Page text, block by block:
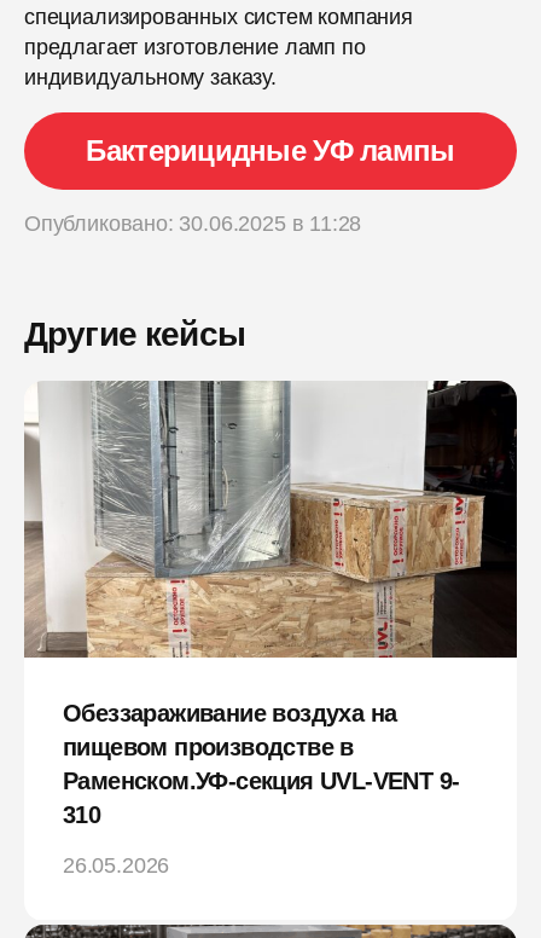
специализированных систем компания
предлагает изготовление ламп по
индивидуальному заказу.
Бактерицидные УФ лампы
Опубликовано: 30.06.2025 в 11:28
Другие кейсы
Обеззараживание воздуха на
пищевом производстве в
Раменском.УФ-секция UVL-VENT 9-
310
26.05.2026